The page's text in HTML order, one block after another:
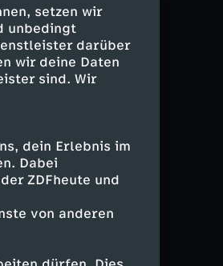
setzen wir
unbedingt
darüber
wir deine Daten
sind. Wir
dein Erlebnis im
Dabei
ZDFheute und
von anderen
in Laboren
und dürfen
Auf
Wildtier
in Hand
der
und
erwischt
der
der